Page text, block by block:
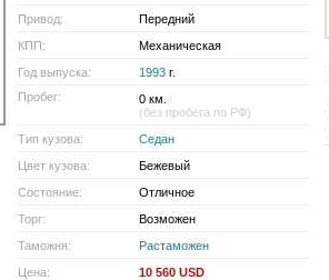
Привод:
Передний
КПП:
Механическая
Год выпуска:
1993 г.
Пробег:
0 км.
(без пробега по РФ)
Тип кузова:
Седан
Цвет кузова:
Бежевый
Состояние:
Отличное
Торг:
Возможен
Таможня:
Растаможен
Цена:
10 560 USD